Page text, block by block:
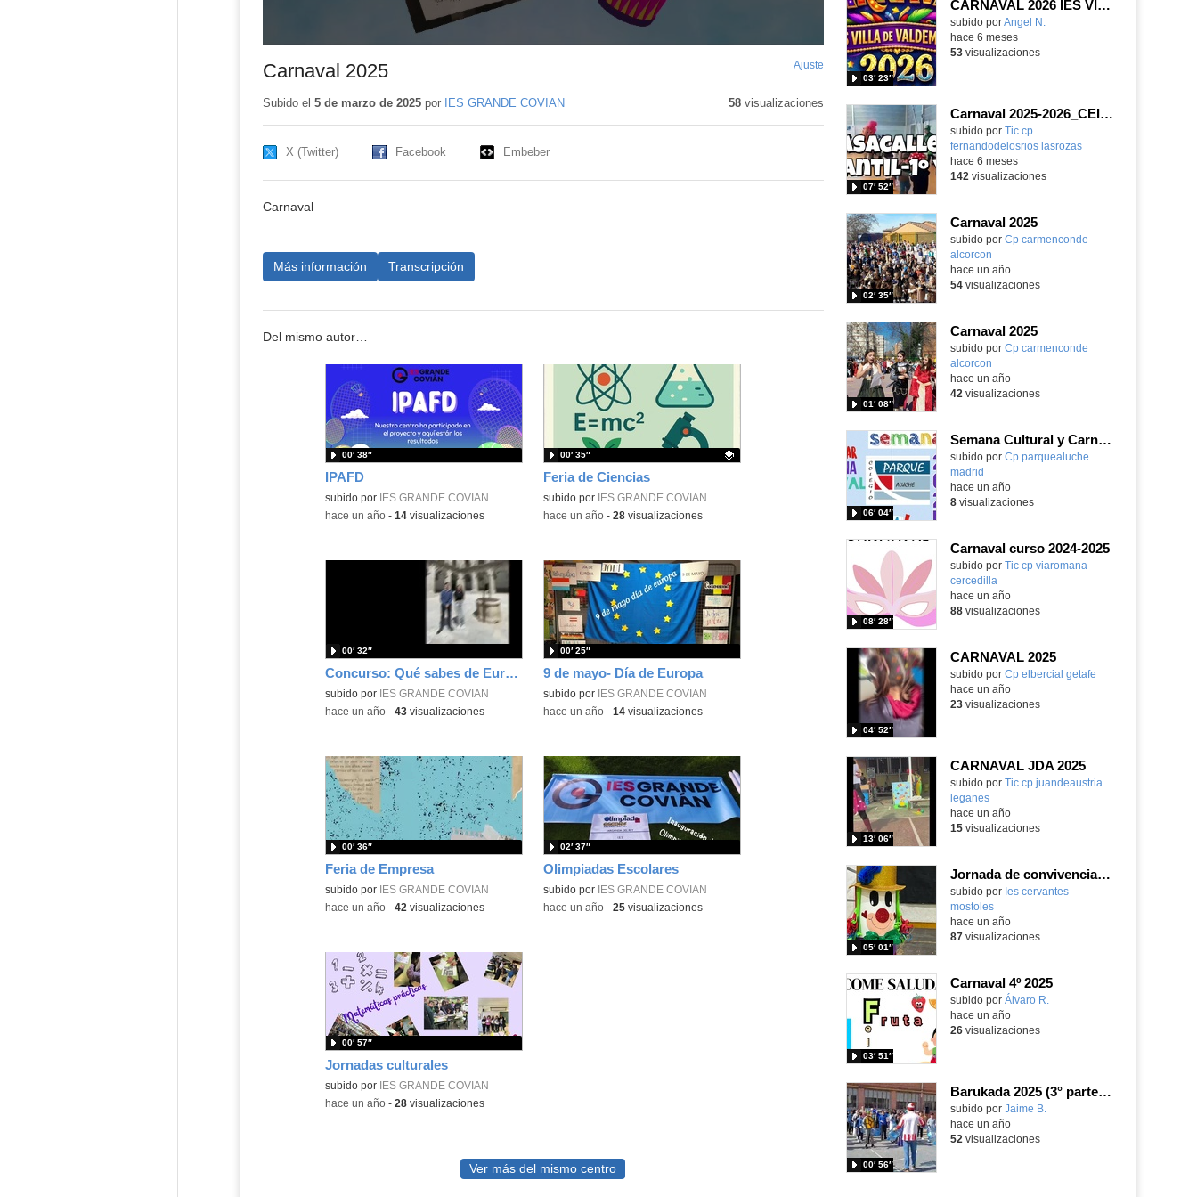
Carnaval 2025 Ajuste
pantalla
Subido el 5 de marzo de 2025por IES GRANDE COVIAN 58visualizaciones
X (Twitter) Facebook Embeber
Carnaval
Más información Transcripción
Del mismo autor…
IPAFD
subido por IES GRANDE COVIAN
00′ 38″
-hace un año- 14visualizaciones
Feria de Ciencias
Contenido educativo.
subido por IES GRANDE COVIAN
00′ 35″
-hace un año- 28visualizaciones
Concurso: Qué sabes de Europa?
subido por IES GRANDE COVIAN
00′ 32″
-hace un año- 43visualizaciones
9 de mayo- Día de Europa
subido por IES GRANDE COVIAN
00′ 25″
-hace un año- 14visualizaciones
Feria de Empresa
subido por IES GRANDE COVIAN
00′ 36″
-hace un año- 42 visualizaciones
Olimpiadas Escolares
subido por IES GRANDE COVIAN
02′ 37″
-hace un año- 25visualizaciones
Jornadas culturales
subido por IES GRANDE COVIAN
00′ 57″
-hace un año- 28visualizaciones
Ver más del mismo centro
CARNAVAL 2026 IES VILLA DE VALDEMORO
Contenido educativo.
subido porAngel N.
03′ 23″
hace 6 meses
53visualizaciones
Carnaval 2025-2026_CEIP FDLR_Las Rozas
Contenido educativo.
subido por Tic cp
fernandodelosrios lasrozas
07′ 52″
-
hace 6 meses
142 visualizaciones
Carnaval 2025
subido por Cp carmenconde
alcorcon
02′ 35″
hace un año
54visualizaciones
Carnaval 2025
subido por Cp carmenconde
alcorcon
01′ 08″
hace un año
42 visualizaciones
Semana Cultural y Carnaval 2025
Contenido educativo.
subido por Cp parquealuche
madrid
06′ 04″
hace un año
8visualizaciones
Carnaval curso 2024-2025
subido por Tic cp viaromana
cercedilla
08′ 28″
hace un año
88visualizaciones
CARNAVAL 2025
Contenido educativo.
subido por Cp elbercial getafe
04′ 52″
hace un año
23visualizaciones
CARNAVAL JDA 2025
Contenido educativo.
subido por Tic cp juandeaustria
leganes
13′ 06″
-
hace un año
15visualizaciones
Jornada de convivencia con los colegios 2025 (¡Celebrando el Carnaval!)
subido por Ies cervantes
mostoles
05′ 01″
-
hace un año
87visualizaciones
Carnaval 4º 2025
Contenido educativo.
subido por Álvaro R.
03′ 51″
hace un año
26visualizaciones
Barukada 2025 (3° parte). Carnaval GFC.
Contenido educativo.
subido por Jaime B.
00′ 56″
hace un año
52 visualizaciones